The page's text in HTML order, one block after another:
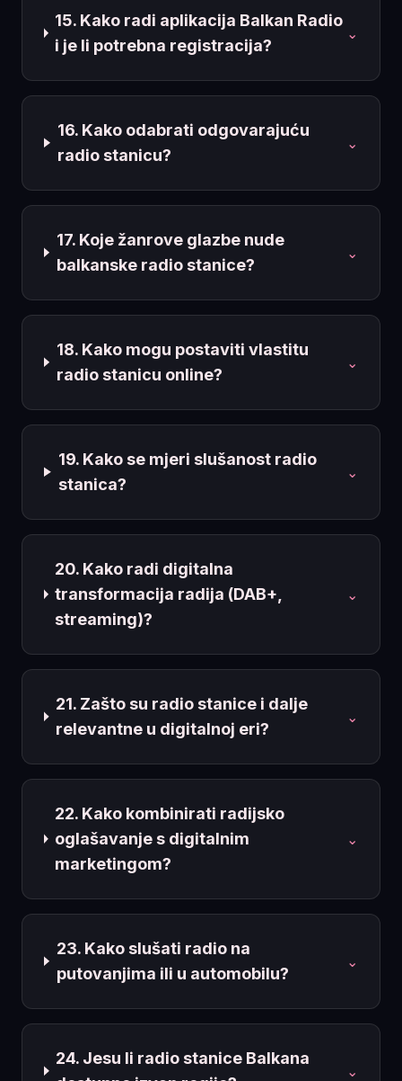
15. Kako radi aplikacija Balkan Radio
i je li potrebna registracija?
⌄
16. Kako odabrati odgovarajuću
radio stanicu?
⌄
17. Koje žanrove glazbe nude
balkanske radio stanice?
⌄
18. Kako mogu postaviti vlastitu
radio stanicu online?
⌄
19. Kako se mjeri slušanost radio
stanica?
⌄
20. Kako radi digitalna
transformacija radija (DAB+,
streaming)?
⌄
21. Zašto su radio stanice i dalje
relevantne u digitalnoj eri?
⌄
22. Kako kombinirati radijsko
oglašavanje s digitalnim
marketingom?
⌄
23. Kako slušati radio na
putovanjima ili u automobilu?
⌄
24. Jesu li radio stanice Balkana
⌄